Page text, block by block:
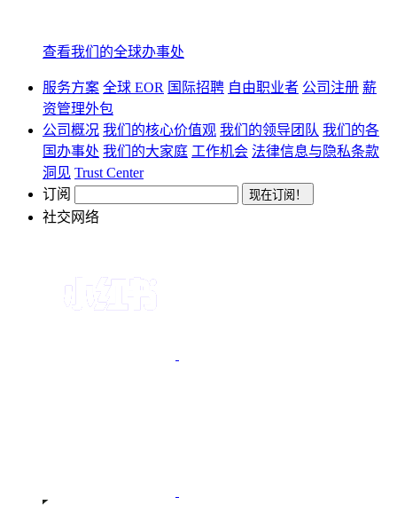
查看我们的全球办事处
服务方案 全球 EOR 国际招聘 自由职业者 公司注册 薪
资管理外包
公司概况 我们的核心价值观 我们的领导团队 我们的各
国办事处 我们的大家庭 工作机会 法律信息与隐私条款
洞见 Trust Center
订阅
社交网络